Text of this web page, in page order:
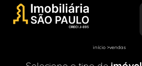
início >vendas